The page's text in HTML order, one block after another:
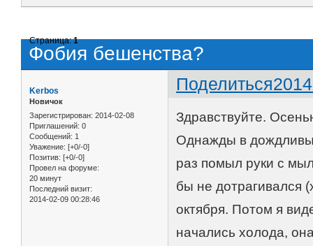
Фобия бешенства?
Страница:1
Поделиться
Kerbos
Новичок
Зарегистрирован: 2014-02-08
Приглашений: 0
Сообщений: 1
Уважение: [+0/-0]
Позитив: [+0/-0]
Провел на форуме:
20 минут
Последний визит:
2014-02-09 00:28:46
Здравствуйте.
Однажды в
раз помыл руки с
бы не дотрагивался
октября. Потом я
начались холода,